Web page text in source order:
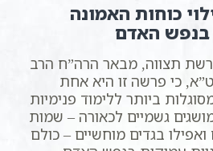
כוחות האמונה
בנפש האדם
תצווה, מבאר הרה”ח הרב
כי פרשה זו היא אחת
ביותר ללימוד פנימיות
גשמיים לכאורה – שמות
בגדים מוחשיים – כולם